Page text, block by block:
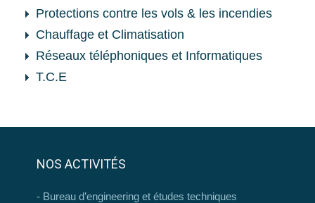
Protections contre les vols & les incendies
Chauffage et Climatisation
Réseaux téléphoniques et Informatiques
T.C.E
NOS ACTIVITÉS
Bureau d’engineering et études techniques